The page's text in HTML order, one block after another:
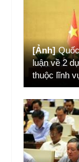
[Ảnh]
luận về 2
thuộc lĩnh